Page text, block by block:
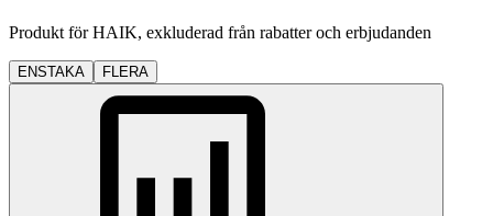
Produkt förHAIK, exkluderad från rabatter och erbjudanden
ENSTAKA FLERA